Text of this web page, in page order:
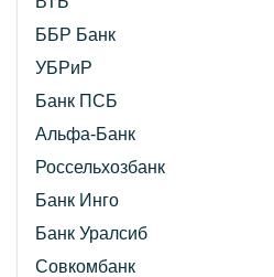
ББР Банк
УБРиР
Банк ПСБ
Альфа-Банк
Россельхозбанк
Банк Инго
Банк Уралсиб
Совкомбанк